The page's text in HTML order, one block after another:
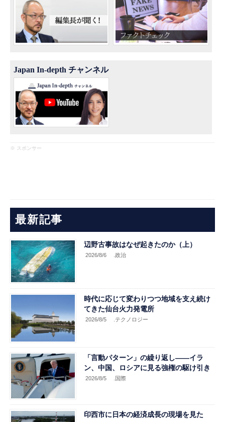
Japan In-depth チャンネル
※ スポンサー
最新記事
辺野古事故はなぜ起きたのか（上）
2026/8/6 .政治
時代に応じて変わりつつ地域を支え続け
てきた仙台火力発電所
2026/8/5 .テクノロジー
「言動パターン」の繰り返し――イラ
ン、中国、ロシアに見る強権の駆け引き
2026/8/5 .国際
印西市に日本の経済成長の現場を見た